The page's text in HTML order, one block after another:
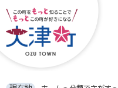
ジ
の
ュ
ー